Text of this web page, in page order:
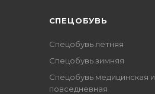
CПЕЦОБУВЬ
Спецобувь летняя
Спецобувь зимняя
Спецобувь медицинская и
повседневная